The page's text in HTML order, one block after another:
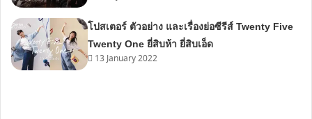
โปสเตอร์ ตัวอย่าง และเรื่องย่อซีรีส์ Twenty Five
Twenty One ยี่สิบห้า ยี่สิบเอ็ด
13 January 2022